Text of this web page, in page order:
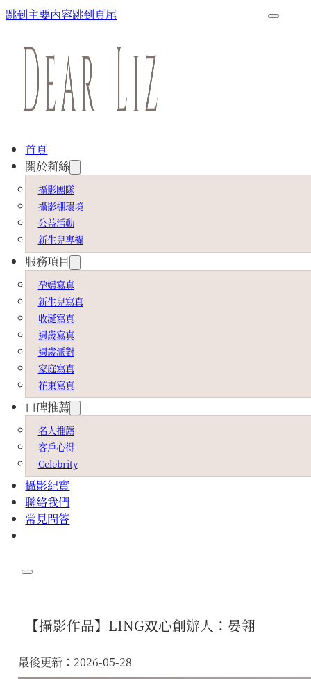
跳到主要內容跳到頁尾
首頁
關於莉絲
攝影團隊
攝影棚環境
公益活動
新生兒專欄
服務項目
孕婦寫真
新生兒寫真
收涎寫真
週歲寫真
週歲派對
家庭寫真
花束寫真
口碑推薦
名人推薦
客戶心得
Celebrity
攝影紀實
聯絡我們
常見問答
【攝影作品】LING双心創辦人：晏翎
最後更新：2026-05-28